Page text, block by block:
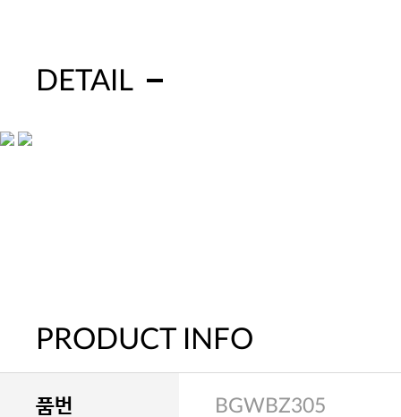
DETAIL
PRODUCT INFO
품번 BGWBZ305